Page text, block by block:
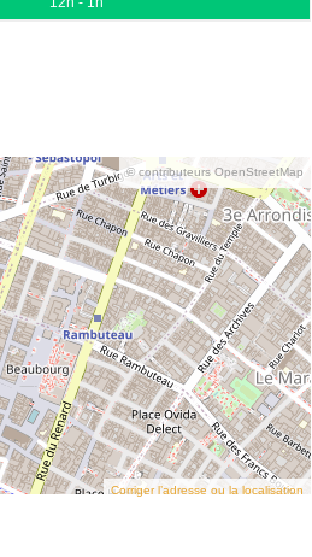
© contributeurs OpenStreetMap
Corriger l’adresse ou la localisation